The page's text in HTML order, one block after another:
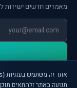
מאמרים חדשים ישירות
תנועה באתר ולהתאים